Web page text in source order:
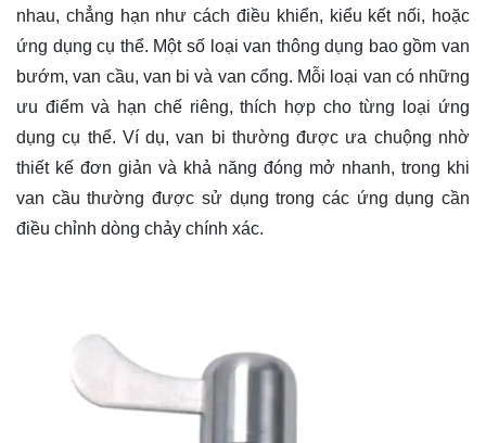
nhau, chẳng hạn như cách điều khiển, kiểu kết nối, hoặc
ứng dụng cụ thể. Một số loại van thông dụng bao gồm van
bướm, van cầu, van bi và van cổng. Mỗi loại van có những
ưu điểm và hạn chế riêng, thích hợp cho từng loại ứng
dụng cụ thể. Ví dụ, van bi thường được ưa chuộng nhờ
thiết kế đơn giản và khả năng đóng mở nhanh, trong khi
van cầu thường được sử dụng trong các ứng dụng cần
điều chỉnh dòng chảy chính xác.